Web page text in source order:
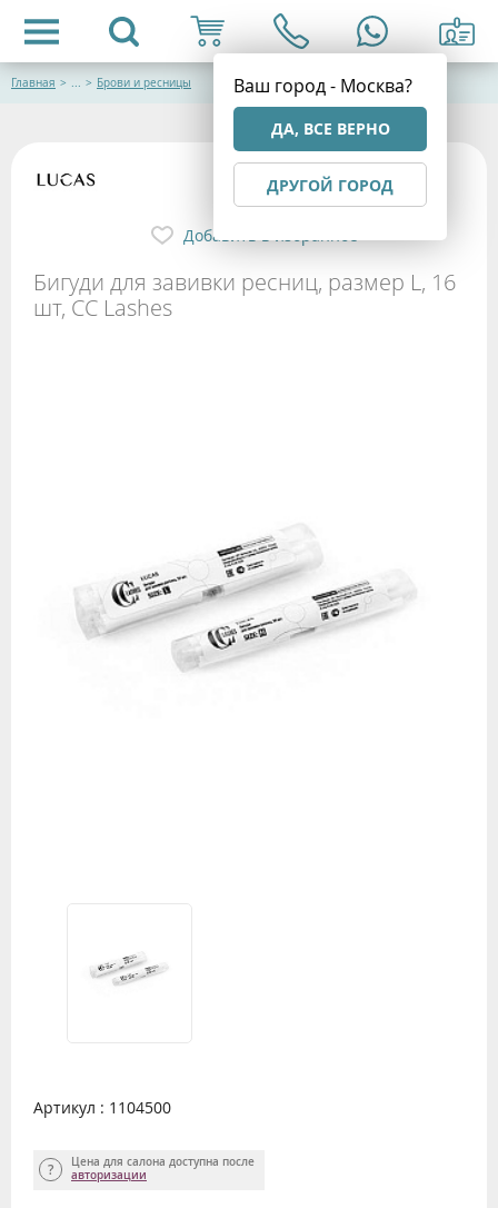
Ваш город - Москва?
ДА, ВСЕ ВЕРНО
ДРУГОЙ ГОРОД
Главная > ... > Брови и ресницы
Бигуди для завивки ресниц, размер L, 16
шт, CC Lashes
Добавить в избранное
Артикул : 1104500
Цена для салона доступна после
авторизации